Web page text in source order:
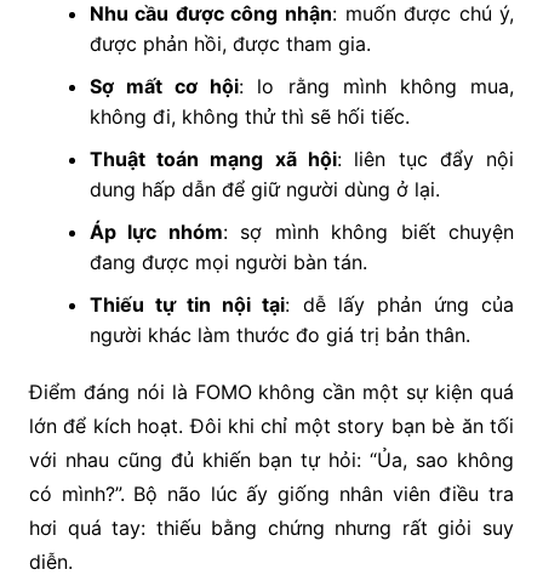
Nhu cầu được công nhận: muốn được chú ý,
được phản hồi, được tham gia.
Sợ mất cơ hội: lo rằng mình không mua,
không đi, không thử thì sẽ hối tiếc.
Thuật toán mạng xã hội: liên tục đẩy nội
dung hấp dẫn để giữ người dùng ở lại.
Áp lực nhóm: sợ mình không biết chuyện
đang được mọi người bàn tán.
Thiếu tự tin nội tại: dễ lấy phản ứng của
người khác làm thước đo giá trị bản thân.
Điểm đáng nói là FOMO không cần một sự kiện quá
lớn để kích hoạt. Đôi khi chỉ một story bạn bè ăn tối
với nhau cũng đủ khiến bạn tự hỏi: “Ủa, sao không
có mình?”. Bộ não lúc ấy giống nhân viên điều tra
hơi quá tay: thiếu bằng chứng nhưng rất giỏi suy
diễn.